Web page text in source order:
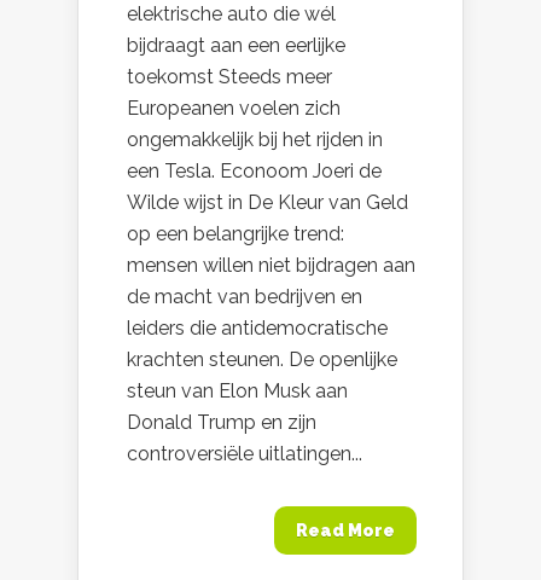
elektrische auto die wél
bijdraagt aan een eerlijke
toekomst Steeds meer
Europeanen voelen zich
ongemakkelijk bij het rijden in
een Tesla. Econoom Joeri de
Wilde wijst in De Kleur van Geld
op een belangrijke trend:
mensen willen niet bijdragen aan
de macht van bedrijven en
leiders die antidemocratische
krachten steunen. De openlijke
steun van Elon Musk aan
Donald Trump en zijn
controversiële uitlatingen...
Read More